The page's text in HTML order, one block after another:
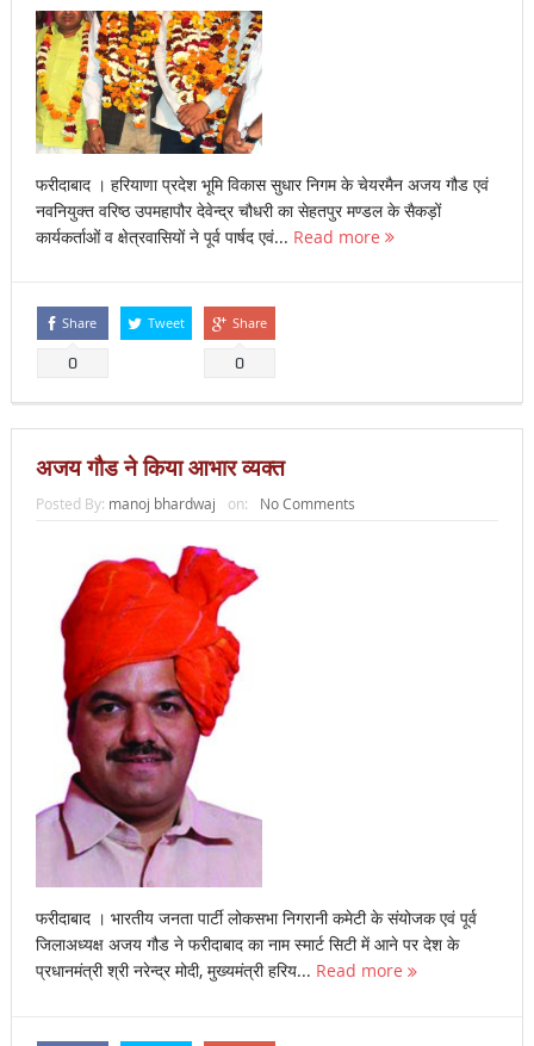
फरीदाबाद । हरियाणा प्रदेश भूमि विकास सुधार निगम के चेयरमैन अजय गौड एवं
नवनियुक्त वरिष्ठ उपमहापौर देवेन्द्र चौधरी का सेहतपुर मण्डल के सैकड़ों
कार्यकर्ताओं व क्षेत्रवासियों ने पूर्व पार्षद एवं... Read more
Share
0
Tweet Share
0
अजय गौड ने किया आभार व्यक्त
Posted By: manoj bhardwaj on: No Comments
फरीदाबाद । भारतीय जनता पार्टी लोकसभा निगरानी कमेटी के संयोजक एवं पूर्व
जिलाअध्यक्ष अजय गौड ने फरीदाबाद का नाम स्मार्ट सिटी में आने पर देश के
प्रधानमंत्री श्री नरेन्द्र मोदी, मुख्यमंत्री हरिय... Read more